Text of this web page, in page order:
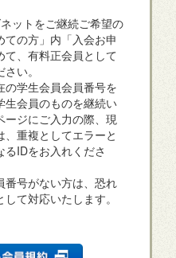
ットをご継続ご希望の
の方」内「入会お申
て、有料正会員として
い。
学生会員会員番号を
生会員のものを継続い
ジにご入力の際、現
重複としてエラーと
IDをお入れくださ
番号がない方は、恐れ
て対応いたします。